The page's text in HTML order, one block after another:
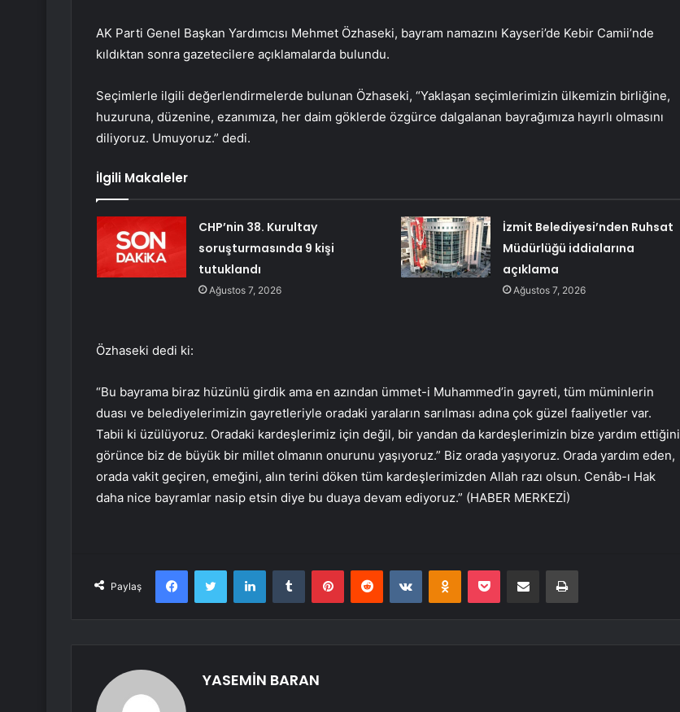
AK Parti Genel Başkan Yardımcısı Mehmet Özhaseki, bayram namazını Kayseri’de Kebir Camii’nde
kıldıktan sonra gazetecilere açıklamalarda bulundu.
Seçimlerle ilgili değerlendirmelerde bulunan Özhaseki, “Yaklaşan seçimlerimizin ülkemizin birliğine,
huzuruna, düzenine, ezanımıza, her daim göklerde özgürce dalgalanan bayrağımıza hayırlı olmasını
diliyoruz. Umuyoruz.” dedi.
İlgili Makaleler
CHP’nin 38. Kurultay
soruşturmasında 9 kişi
tutuklandı
Ağustos 7, 2026
İzmit Belediyesi’nden Ruhsat
Müdürlüğü iddialarına
açıklama
Ağustos 7, 2026
Özhaseki dedi ki:
“Bu bayrama biraz hüzünlü girdik ama en azından ümmet-i Muhammed’in gayreti, tüm müminlerin
duası ve belediyelerimizin gayretleriyle oradaki yaraların sarılması adına çok güzel faaliyetler var.
Tabii ki üzülüyoruz. Oradaki kardeşlerimiz için değil, bir yandan da kardeşlerimizin bize yardım ettiğini
görünce biz de büyük bir millet olmanın onurunu yaşıyoruz.” Biz orada yaşıyoruz. Orada yardım eden,
orada vakit geçiren, emeğini, alın terini döken tüm kardeşlerimizden Allah razı olsun. Cenâb-ı Hak
daha nice bayramlar nasip etsin diye bu duaya devam ediyoruz.” (HABER MERKEZİ)
Paylaş
FacebookTwitter LinkedInTumblr PinterestReddit VKontakteOdnoklassniki
Pocket E-Posta ile paylaş Yazdır
YASEMİN BARAN